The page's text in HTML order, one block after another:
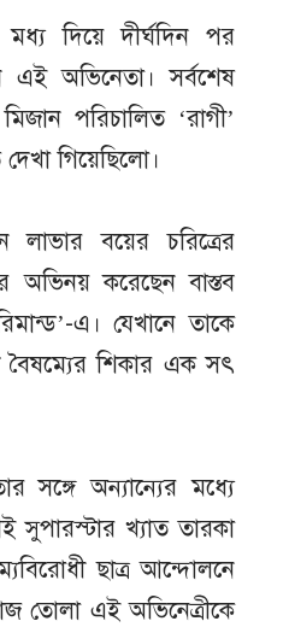
দিয়ে দীর্ঘদিন পর
এই অভিনেতা। সর্বশেষ
পরিচালিত ‘রাগী’
গিয়েছিলো।
বয়ের চরিত্রের
অভিনয় করেছেন বাস্তব
এ। যেখানে তাকে
বৈষম্যের শিকার এক সৎ
সঙ্গে অন্যান্যের মধ্যে
সুপারস্টার খ্যাত তারকা
ছাত্র আন্দোলনে
তোলা এই অভিনেত্রীকে